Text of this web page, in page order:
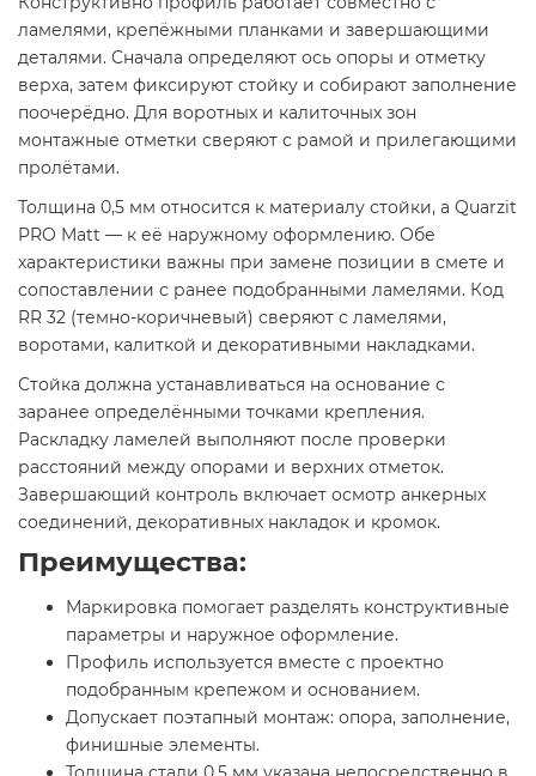
ламелями, крепёжными планками и завершающими
деталями. Сначала определяют ось опоры и отметку
верха, затем фиксируют стойку и собирают заполнение
поочерёдно. Для воротных и калиточных зон
монтажные отметки сверяют с рамой и прилегающими
пролётами.
Толщина 0,5 мм относится к материалу стойки, а Quarzit
PRO Matt — к её наружному оформлению. Обе
характеристики важны при замене позиции в смете и
сопоставлении с ранее подобранными ламелями. Код
RR 32 (темно-коричневый) сверяют с ламелями,
воротами, калиткой и декоративными накладками.
Стойка должна устанавливаться на основание с
заранее определёнными точками крепления.
Раскладку ламелей выполняют после проверки
расстояний между опорами и верхних отметок.
Завершающий контроль включает осмотр анкерных
соединений, декоративных накладок и кромок.
Преимущества:
Маркировка помогает разделять конструктивные
параметры и наружное оформление.
Профиль используется вместе с проектно
подобранным крепежом и основанием.
Допускает поэтапный монтаж: опора, заполнение,
финишные элементы.